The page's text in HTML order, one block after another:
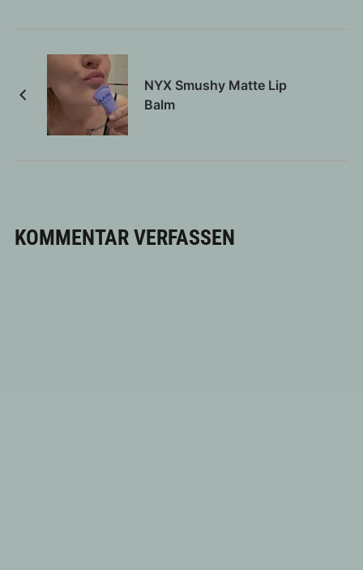
NYX Smushy Matte Lip
Balm
KOMMENTAR VERFASSEN